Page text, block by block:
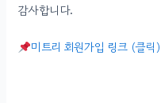
감사합니다.
미트리 회원가입 링크 (클릭)